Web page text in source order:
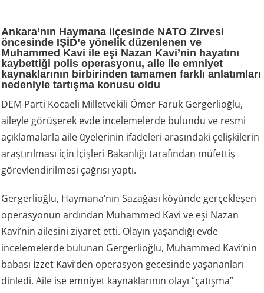
Ankara’nın Haymana ilçesinde NATO Zirvesi
öncesinde IŞİD’e yönelik düzenlenen ve
Muhammed Kavi ile eşi Nazan Kavi’nin hayatını
kaybettiği polis operasyonu, aile ile emniyet
kaynaklarının birbirinden tamamen farklı anlatımları
nedeniyle tartışma konusu oldu
DEM Parti Kocaeli Milletvekili Ömer Faruk Gergerlioğlu,
aileyle görüşerek evde incelemelerde bulundu ve resmi
açıklamalarla aile üyelerinin ifadeleri arasındaki çelişkilerin
araştırılması için İçişleri Bakanlığı tarafından müfettiş
görevlendirilmesi çağrısı yaptı.
Gergerlioğlu, Haymana’nın Sazağası köyünde gerçekleşen
operasyonun ardından Muhammed Kavi ve eşi Nazan
Kavi’nin ailesini ziyaret etti. Olayın yaşandığı evde
incelemelerde bulunan Gergerlioğlu, Muhammed Kavi’nin
babası İzzet Kavi’den operasyon gecesinde yaşananları
dinledi. Aile ise emniyet kaynaklarının olayı “çatışma”